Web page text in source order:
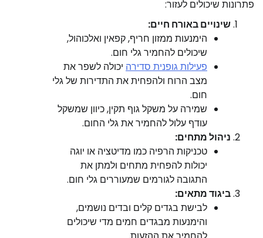
פתרונות שיכולים לעזור:
שינויים באורח חיים:
הימנעות ממזון חריף, קפאין ואלכוהול,
שיכולים להחמיר גלי חום.
פעילות גופנית סדירה יכולה לשפר את
מצב הרוח ולהפחית את התדירות של גלי
חום.
שמירה על משקל גוף תקין, כיוון שמשקל
עודף עלול להחמיר את גלי החום.
ניהול מתחים:
טכניקות הרפיה כמו מדיטציה או יוגה
יכולות להפחית מתחים ולמתן את
התגובה לגורמים שמעוררים גלי חום.
ביגוד מתאים:
לבישת בגדים קלים ובדים נושמים,
והימנעות מבגדים חמים מדי שיכולים